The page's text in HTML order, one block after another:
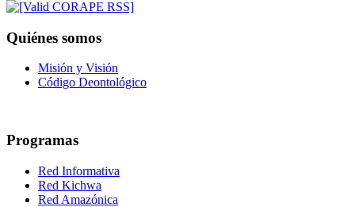
Quiénes somos
Misión y Visión
Código Deontológico
Programas
Red Informativa
Red Kichwa
Red Amazónica